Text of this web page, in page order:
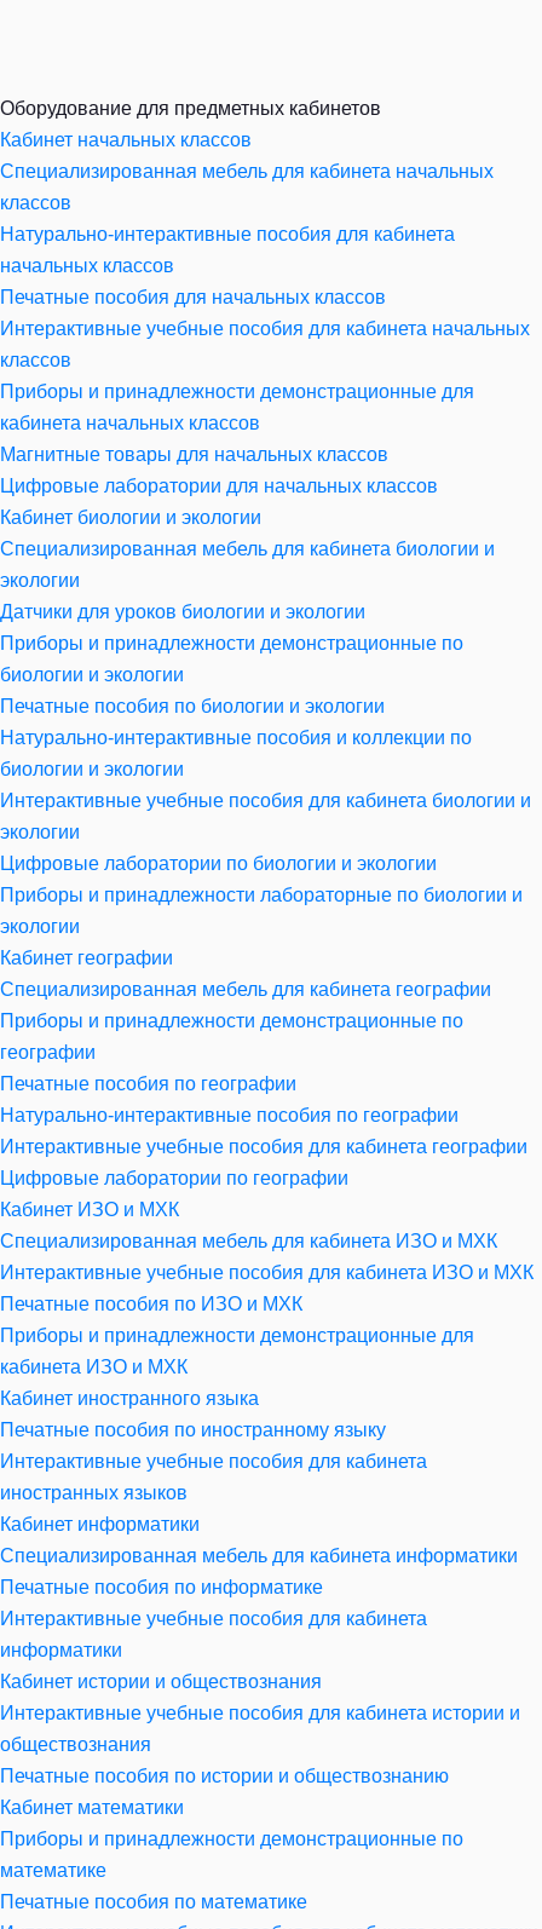
Оборудование для предметных кабинетов
Кабинет начальных классов
Специализированная мебель для кабинета начальных
классов
Натурально-интерактивные пособия для кабинета
начальных классов
Печатные пособия для начальных классов
Интерактивные учебные пособия для кабинета начальных
классов
Приборы и принадлежности демонстрационные для
кабинета начальных классов
Магнитные товары для начальных классов
Цифровые лаборатории для начальных классов
Кабинет биологии и экологии
Специализированная мебель для кабинета биологии и
экологии
Датчики для уроков биологии и экологии
Приборы и принадлежности демонстрационные по
биологии и экологии
Печатные пособия по биологии и экологии
Натурально-интерактивные пособия и коллекции по
биологии и экологии
Интерактивные учебные пособия для кабинета биологии и
экологии
Цифровые лаборатории по биологии и экологии
Приборы и принадлежности лабораторные по биологии и
экологии
Кабинет географии
Специализированная мебель для кабинета географии
Приборы и принадлежности демонстрационные по
географии
Печатные пособия по географии
Натурально-интерактивные пособия по географии
Интерактивные учебные пособия для кабинета географии
Цифровые лаборатории по географии
Кабинет ИЗО и МХК
Специализированная мебель для кабинета ИЗО и МХК
Интерактивные учебные пособия для кабинета ИЗО и МХК
Печатные пособия по ИЗО и МХК
Приборы и принадлежности демонстрационные для
кабинета ИЗО и МХК
Кабинет иностранного языка
Печатные пособия по иностранному языку
Интерактивные учебные пособия для кабинета
иностранных языков
Кабинет информатики
Специализированная мебель для кабинета информатики
Печатные пособия по информатике
Интерактивные учебные пособия для кабинета
информатики
Кабинет истории и обществознания
Интерактивные учебные пособия для кабинета истории и
обществознания
Печатные пособия по истории и обществознанию
Кабинет математики
Приборы и принадлежности демонстрационные по
математике
Печатные пособия по математике